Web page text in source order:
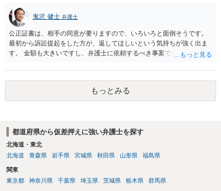
す。
鬼沢 健士 弁護士
公正証書は、相手の同意が要りますので、いろいろと面倒そうです。
最初から訴訟提起をした方が、返してほしいという気持ちが強く出ま
す。 金額も大きいですし、弁護士に依頼するべき事案であると考えら
方がいいでしょう。 そこで費用なども決めていくことになります。
もっとみる
都道府県から仮差押えに強い弁護士を探す
北海道・東北
北海道
青森県 岩手県 宮城県 秋田県 山形県 福島県
関東
東京都
神奈川県 千葉県 埼玉県 茨城県 栃木県 群馬県